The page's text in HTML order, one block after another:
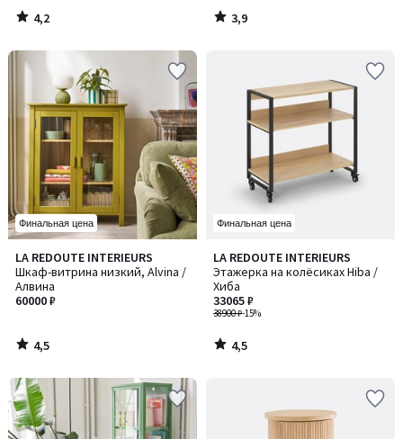
4,2
/
3,9
/
Финальная цена
LA REDOUTE INTERIEURS
Шкаф-витрина низкий, Alvina /
Алвина
60000 ₽
4,5
/ 5
4,5
/
Финальная цена
LA REDOUTE INTERIEURS
Этажерка на колёсиках Hiba /
Хиба
38900 ₽-15%
33065 ₽
4,5
/ 5
4,5
/